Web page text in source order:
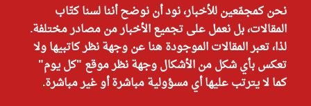
نحن كمجمّعين للأخبار، نود أن نوضح أننا لسنا كتّاب
المقالات، بل نعمل على تجميع الأخبار من مصادر مختلفة.
لذا، تعبر المقالات الموجودة هنا عن وجهة نظر كاتبيها ولا
تعكس بأي شكل من الأشكال وجهة نظر موقع "كل يوم"
كما لا يترتب عليها أي مسؤولية مباشرة أو غير مباشرة.